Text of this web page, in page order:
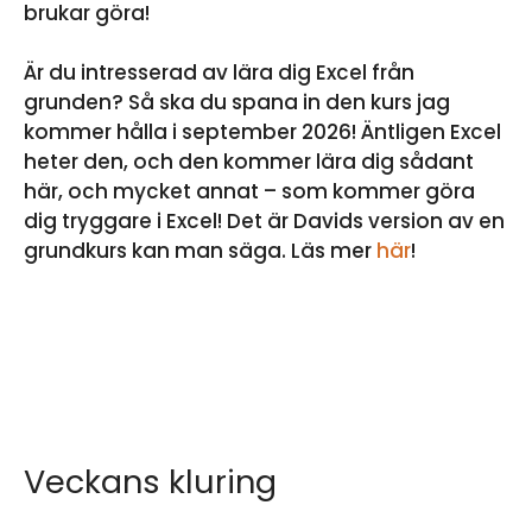
brukar göra!
Är du intresserad av lära dig Excel från
grunden? Så ska du spana in den kurs jag
kommer hålla i september 2026! Äntligen Excel
heter den, och den kommer lära dig sådant
här, och mycket annat – som kommer göra
dig tryggare i Excel! Det är Davids version av en
grundkurs kan man säga. Läs mer här!
Veckans kluring